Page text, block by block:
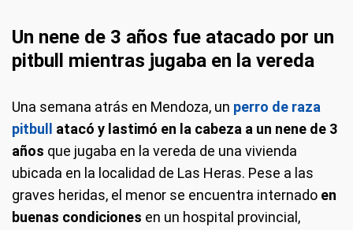
Un nene de 3 años fue atacado por un
pitbull mientras jugaba en la vereda
Una semana atrás en Mendoza, un perro de raza
pitbull atacó y lastimó en la cabeza a un nene de 3
años que jugaba en la vereda de una vivienda
ubicada en la localidad de Las Heras. Pese a las
graves heridas, el menor se encuentra internado en
buenas condiciones en un hospital provincial,